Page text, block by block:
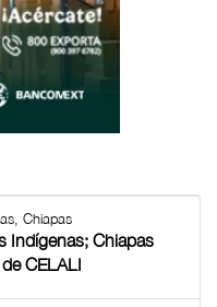
Chiapas
Indígenas; Chiapas
CELALI